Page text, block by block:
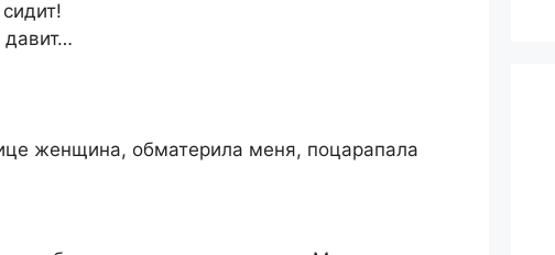
женщина, обматерила меня, поцарапала